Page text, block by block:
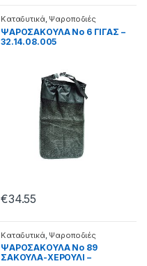
Καταδυτικά, Ψαροποδιές
ΨΑΡΟΣΑΚΟΥΛΑ Νο 6 ΓΙΓΑΣ –
32.14.08.005
€34.55
Καταδυτικά, Ψαροποδιές
ΨΑΡΟΣΑΚΟΥΛΑ Νο 89
ΣΑΚΟΥΛΑ-ΧΕΡΟΥΛΙ –